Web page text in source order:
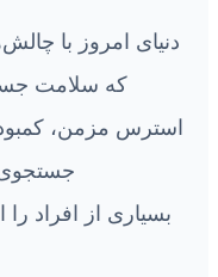
دنیای امروز با
که سلامت
استرس مزمن،
جستجوی
بسیاری از افراد